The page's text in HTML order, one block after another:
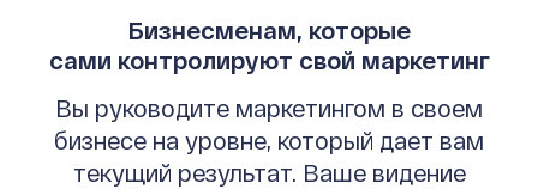
Бизнесменам, которые
сами контролируют свой маркетинг
Вы руководите маркетингом в своем
бизнесе на уровне, который дает вам
текущий результат. Ваше видение